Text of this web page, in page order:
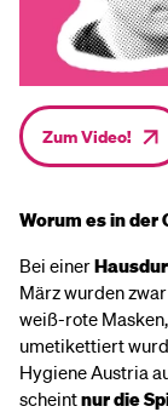
Zum Video!
Worum es in der
Bei einer
März wurden
weiß-rote
umetikettiert
Hygiene Austria
scheintnur die